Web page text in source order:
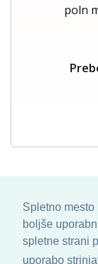
Spletno
boljše
spletne strani
uporabo
poln